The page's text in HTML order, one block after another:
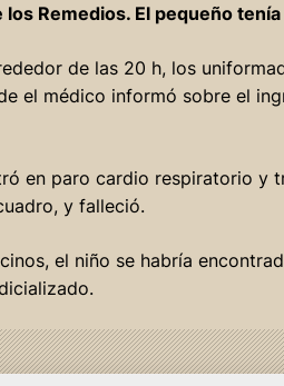
Remedios. El pequeño
de las 20 h, los
el médico informó sobre el
en paro cardio respiratorio y
y falleció.
el niño se habría